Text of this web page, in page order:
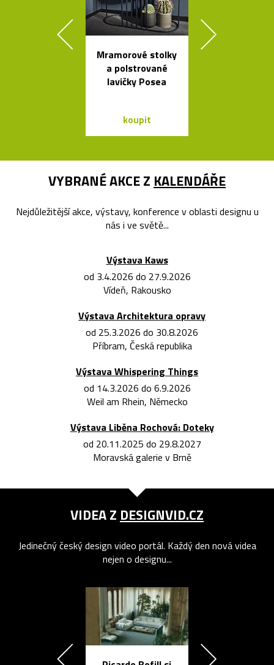
Mramorové stolky
a polstrované
lavičky Posea
koupit
VYBRANÉ AKCE Z KALENDÁŘE
Nejdůležitější akce, výstavy, konference v oblasti designu u
nás i ve světě...
Výstava Kaws
od 3.4.2026 do 27.9.2026
Vídeň, Rakousko
Výstava Architektura opravy
od 25.3.2026 do 30.8.2026
Příbram, Česká republika
Výstava Whispering Things
od 14.3.2026 do 6.9.2026
Weil am Rhein, Německo
Výstava Liběna Rochová: Doteky
od 20.11.2025 do 29.8.2027
Moravská galerie v Brně
VIDEA Z DESIGNVID.CZ
Jedinečný český design video portál. Každý den nová videa
nejen o designu...